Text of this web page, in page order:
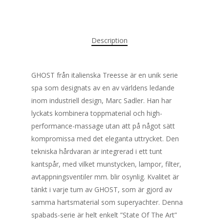
Description
GHOST från italienska Treesse är en unik serie
spa som designats av en av världens ledande
inom industriell design, Marc Sadler. Han har
lyckats kombinera toppmaterial och high-
performance-massage utan att på något sätt
kompromissa med det eleganta uttrycket. Den
tekniska hårdvaran är integrerad i ett tunt
kantspår, med vilket munstycken, lampor, filter,
avtappningsventiler mm. blir osynlig. Kvalitet är
tänkt i varje tum av GHOST, som är gjord av
samma hartsmaterial som superyachter. Denna
spabads-serie är helt enkelt ”State Of The Art”
Start
Färgguiden
Prisgaranti
Pool & Spabad
Pooltak
Spabad
Swimmingpools
Bygg
Verktygsbutik
Kontakta oss